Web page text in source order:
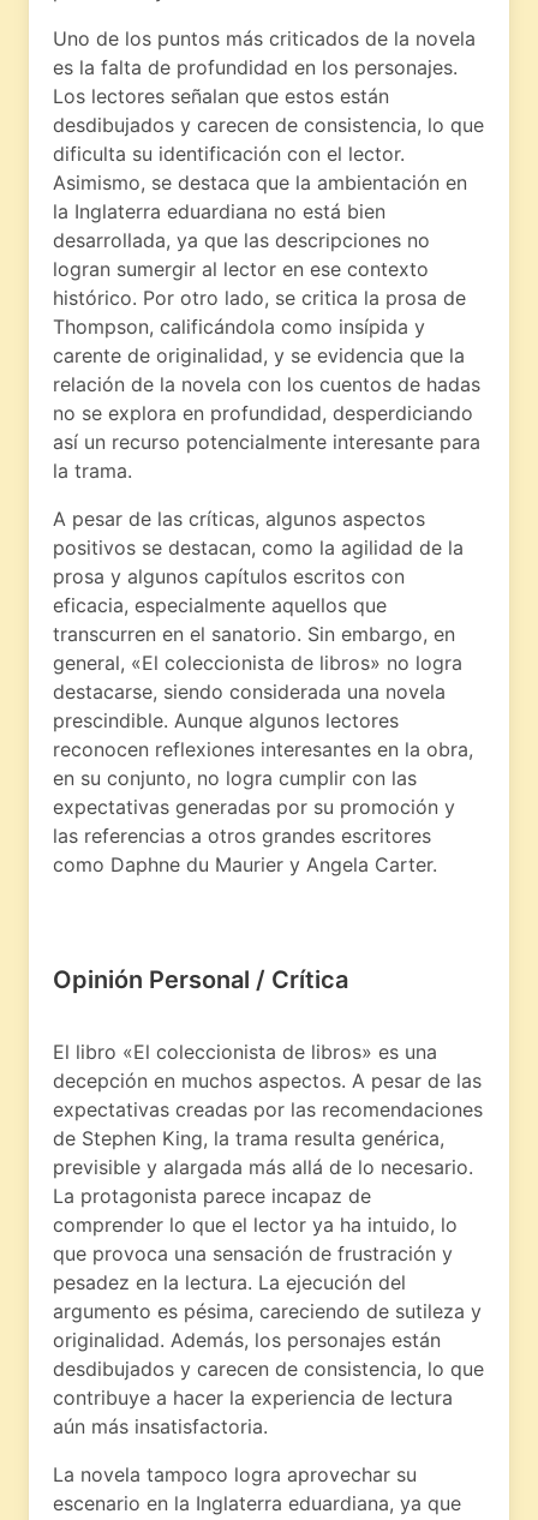
Uno de los puntos más criticados de la novela
es la falta de profundidad en los personajes.
Los lectores señalan que estos están
desdibujados y carecen de consistencia, lo que
dificulta su identificación con el lector.
Asimismo, se destaca que la ambientación en
la Inglaterra eduardiana no está bien
desarrollada, ya que las descripciones no
logran sumergir al lector en ese contexto
histórico. Por otro lado, se critica la prosa de
Thompson, calificándola como insípida y
carente de originalidad, y se evidencia que la
relación de la novela con los cuentos de hadas
no se explora en profundidad, desperdiciando
así un recurso potencialmente interesante para
la trama.
A pesar de las críticas, algunos aspectos
positivos se destacan, como la agilidad de la
prosa y algunos capítulos escritos con
eficacia, especialmente aquellos que
transcurren en el sanatorio. Sin embargo, en
general, «El coleccionista de libros» no logra
destacarse, siendo considerada una novela
prescindible. Aunque algunos lectores
reconocen reflexiones interesantes en la obra,
en su conjunto, no logra cumplir con las
expectativas generadas por su promoción y
las referencias a otros grandes escritores
como Daphne du Maurier y Angela Carter.
Opinión Personal / Crítica
El libro «El coleccionista de libros» es una
decepción en muchos aspectos. A pesar de las
expectativas creadas por las recomendaciones
de Stephen King, la trama resulta genérica,
previsible y alargada más allá de lo necesario.
La protagonista parece incapaz de
comprender lo que el lector ya ha intuido, lo
que provoca una sensación de frustración y
pesadez en la lectura. La ejecución del
argumento es pésima, careciendo de sutileza y
originalidad. Además, los personajes están
desdibujados y carecen de consistencia, lo que
contribuye a hacer la experiencia de lectura
aún más insatisfactoria.
La novela tampoco logra aprovechar su
escenario en la Inglaterra eduardiana, ya que